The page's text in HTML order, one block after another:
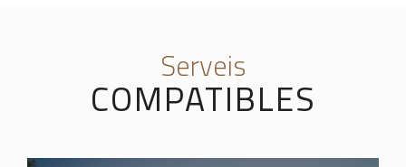
Serveis
COMPATIBLES